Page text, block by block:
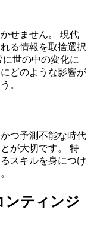
せません。
現代
る情報を取捨選択
に世の中の変化に
どのような影響が
。
つ予測不能な時代
が大切です。
特
スキルを身につけ
ンティンジ